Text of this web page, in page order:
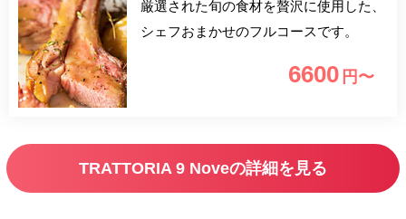
厳選された旬の食材を贅沢に使用した、
シェフおまかせのフルコースです。
6600 円〜
TRATTORIA 9 Noveの詳細を見る